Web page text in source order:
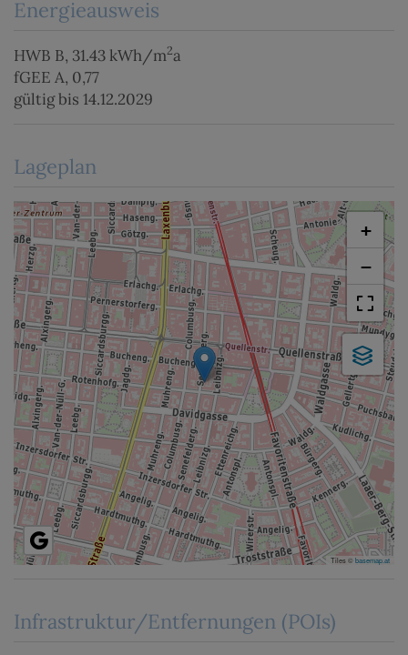
Energieausweis
HWB B, 31.43 kWh/m2a
fGEE A, 0,77
gültig bis 14.12.2029
Lageplan
+
−
Tiles ©basemap.at
Infrastruktur/Entfernungen (POIs)